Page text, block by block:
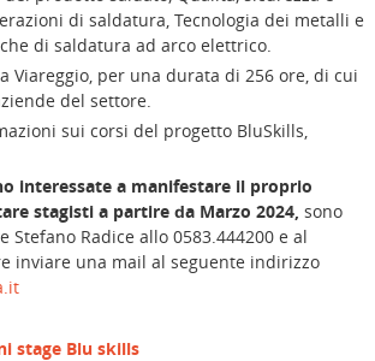
di saldatura, Tecnologia dei metalli e
di saldatura ad arco elettrico.
Viareggio, per una durata di 256 ore, di cui
del settore.
sui corsi del progetto BluSkills,
interessate a manifestare il proprio
stagisti a partire da Marzo 2024, sono
Stefano Radice allo 0583.444200 e al
inviare una mail al seguente indirizzo
stage Blu skills